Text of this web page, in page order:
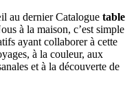
au dernier Catalogue table
à la maison, c’est simple
ayant collaborer à cette
à la couleur, aux
et à la découverte de